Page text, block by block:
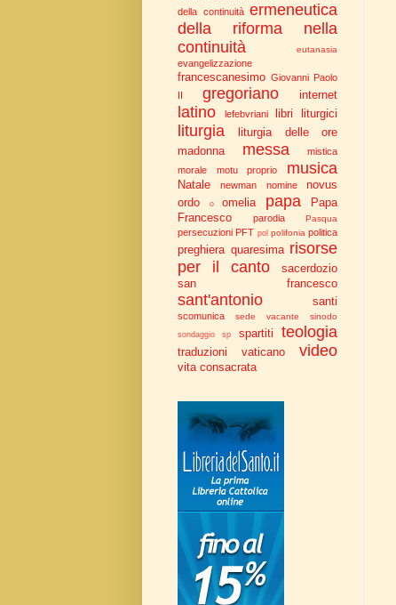
della continuità ermeneutica
della riforma nella
continuità
eutanasia
evangelizzazione
francescanesimo Giovanni Paolo
II
gregoriano internet
latino lefebvriani libri liturgici
liturgia
liturgia delle ore
madonna
messa
mistica
morale
motu proprio musica
Natale newman nomine
novus
ordo
o omelia papa
Papa
Francesco
parodia Pasqua
persecuzioni PFT pol polifonia politica
preghiera quaresima risorse
per il canto
sacerdozio
san francesco
sant'antonio santi
scomunica sede vacante sinodo
sondaggio sp spartiti teologia
traduzioni vaticano video
vita consacrata